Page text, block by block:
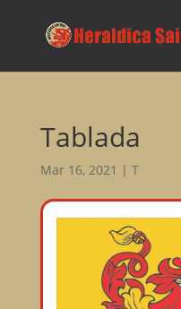
Tablada
Mar 16, 2021 | T